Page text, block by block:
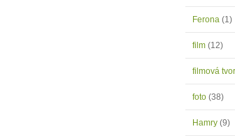
Ferona (1)
film (12)
filmová
foto (38)
Hamry (9)